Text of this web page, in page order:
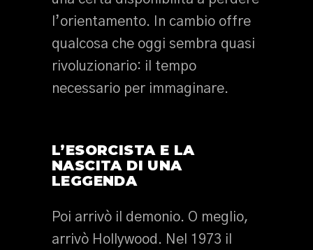
l’orientamento. In cambio offre
qualcosa che oggi sembra quasi
rivoluzionario: il tempo
necessario per immaginare.
L’ESORCISTA E LA
NASCITA DI UNA
LEGGENDA
Poi arrivò il demonio. O meglio,
arrivò Hollywood. Nel 1973 il